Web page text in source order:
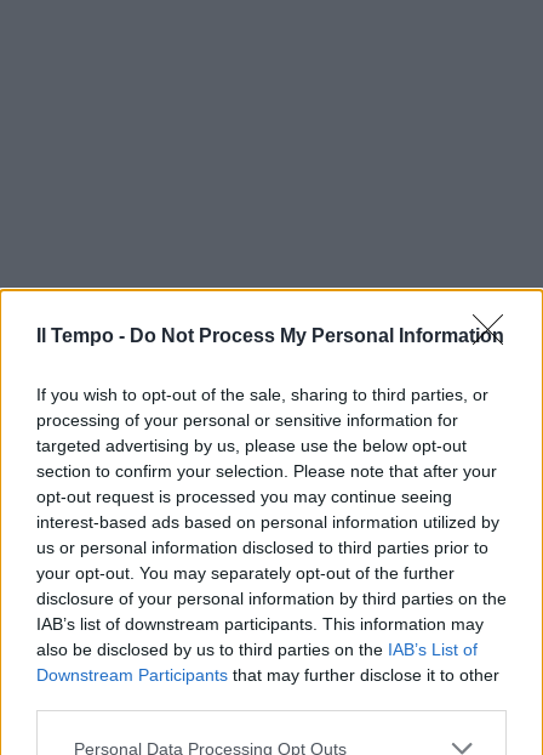
Il Tempo - Do Not Process My Personal Information
If you wish to opt-out of the sale, sharing to third parties, or
processing of your personal or sensitive information for
targeted advertising by us, please use the below opt-out
section to confirm your selection. Please note that after your
opt-out request is processed you may continue seeing
interest-based ads based on personal information utilized by
us or personal information disclosed to third parties prior to
your opt-out. You may separately opt-out of the further
disclosure of your personal information by third parties on the
IAB’s list of downstream participants. This information may
also be disclosed by us to third parties on the IAB’s List of
Downstream Participants that may further disclose it to other
Personal Data Processing Opt Outs